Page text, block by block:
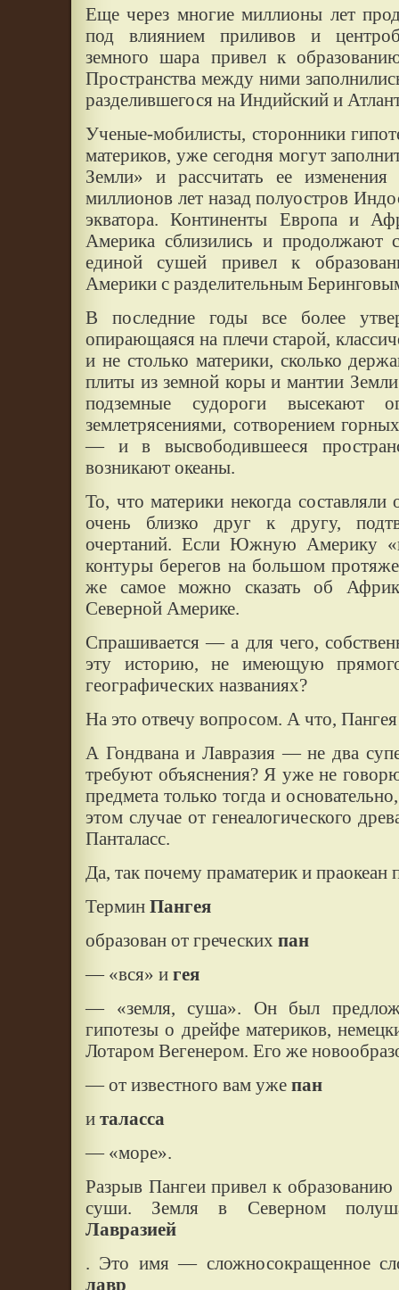
Еще через многие миллионы лет
под влиянием приливов и
земного шара привел к
Пространства между ними
разделившегося на Индийский и
Ученые-мобилисты, сторонники
материков, уже сегодня могут
Земли» и рассчитать ее
миллионов лет назад полуостров
экватора. Континенты Европа и
Америка сблизились и продолжают
единой сушей привел к
Америки с разделительным
В последние годы все более
опирающаяся на плечи старой,
и не столько материки, сколько
плиты из земной коры и мантии
подземные судороги высекают
землетрясениями, сотворением
— и в высвободившееся
возникают океаны.
То, что материки некогда составляли
очень близко друг к другу,
очертаний. Если Южную Америку
контуры берегов на большом
же самое можно сказать об
Северной Америке.
Спрашивается — а для чего,
эту историю, не имеющую
географических названиях?
На это отвечу вопросом. А что,
А Гондвана и Лавразия — не два
требуют объяснения? Я уже не
предмета только тогда и
этом случае от генеалогического
Панталасс.
Да, так почему праматерик и праокеан
Термин Пангея
образован от греческих пан
— «вся» и гея
— «земля, суша». Он был
гипотезы о дрейфе материков,
Лотаром Вегенером. Его же
— от известного вам уже пан
и таласса
— «море».
Разрыв Пангеи привел к
суши. Земля в Северном
Лавразией
. Это имя — сложносокращенное
лавр